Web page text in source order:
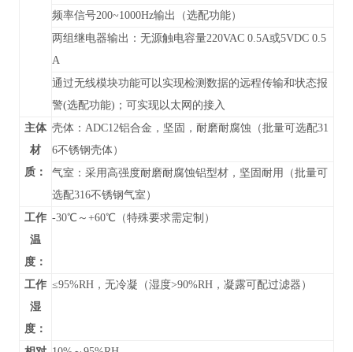
频率信号200~1000Hz输出（选配功能）
两组继电器输出：无源触电容量220VAC 0.5A或5VDC 0.5
A
通过无线模块功能可以实现检测数据的远程传输和状态报
警(选配功能)；可实现以太网的接入
主体
材
质：
壳体：ADC12铝合金，坚固，耐磨耐腐蚀（批量可选配31
6不锈钢壳体）
气室：采用高强度耐磨耐腐蚀铝型材，坚固耐用（批量可
选配316不锈钢气室）
工作
温
度：
-30℃～+60℃（特殊要求需定制）
工作
湿
度：
≤95%RH，无冷凝（湿度>90%RH，凝露可配过滤器）